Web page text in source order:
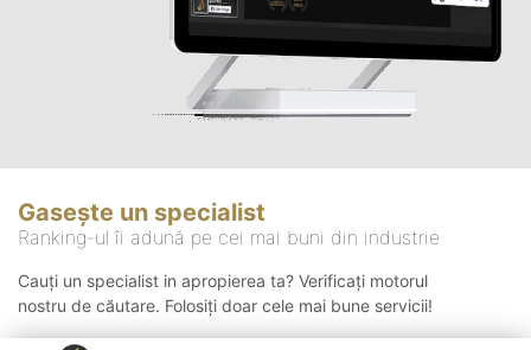
Gasește un specialist
Ranking-ul îi adună pe cei mai buni din industrie
Cauți un specialist in apropierea ta? Verificați motorul
nostru de căutare. Folosiți doar cele mai bune servicii!